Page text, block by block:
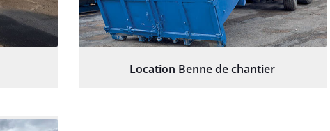
Location Benne de chantier